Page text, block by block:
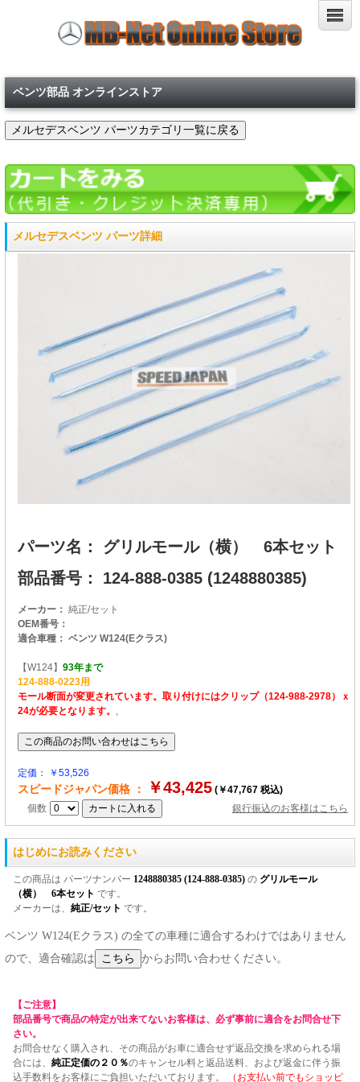
ベンツ部品 オンラインストア
メルセデスベンツ パーツ詳細
パーツ名： グリルモール（横） 6本セット
部品番号： 124-888-0385 (1248880385)
メーカー： 純正/セット
OEM番号：
適合車種： ベンツ W124(Eクラス)
【W124】 93年まで
124-888-0223用
モール断面が変更されています。取り付けにはクリップ（124-988-2978）ｘ
24が必要となります。
定価： ￥53,526
スピードジャパン価格 ： ￥43,425 (￥47,767 税込)
個数
銀行振込のお客様はこちら
はじめにお読みください
この商品は パーツナンバー 1248880385 (124-888-0385) の グリルモール
（横） 6本セット です。
メーカーは、 純正/セット です。
ベンツ W124(Eクラス) の全ての車種に適合するわけではありません
ので、適合確認は
からお問い合わせください。
【ご注意】
部品番号で商品の特定が出来てないお客様は、必ず事前に適合をお問合せ下
さい。
お問合せなく購入され、その商品がお車に適合せず返品交換を求められる場
合には、 純正定価の２０％のキャンセル料と返品送料、および返金に伴う振
込手数料をお客様にご負担いただいております。
（お支払い前でもショッピ